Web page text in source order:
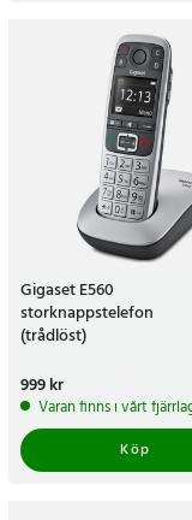
Gigaset E560
storknappstelefon
(trådlöst)
Pris:999 kr
999 kr
Varan finns i vårt
Köp